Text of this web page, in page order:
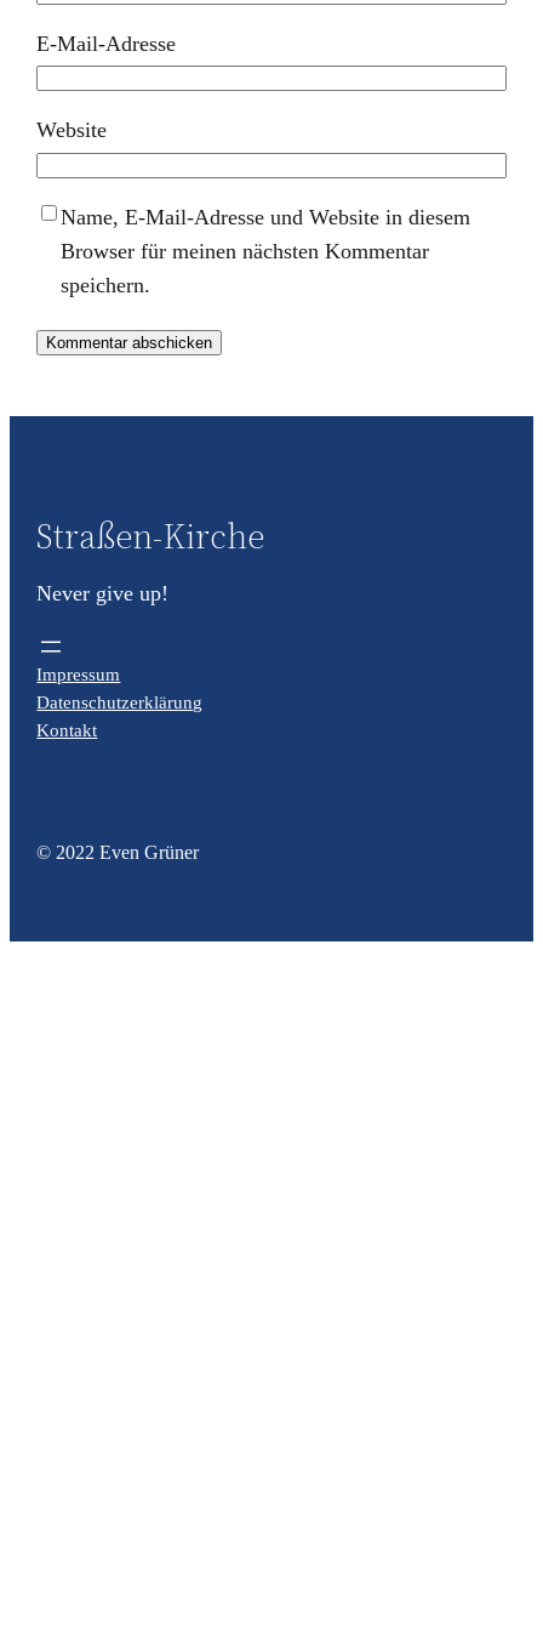
E-Mail-Adresse
Website
Name, E-Mail-Adresse und Website in diesem
Browser für meinen nächsten Kommentar
speichern.
Straßen-Kirche
Never give up!
Impressum
Datenschutzerklärung
Kontakt
© 2022 Even Grüner